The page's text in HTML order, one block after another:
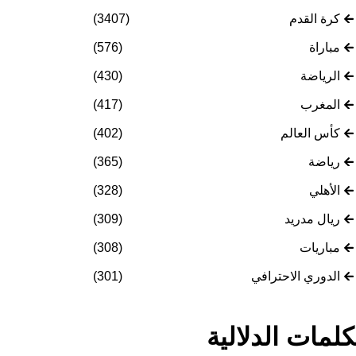
كرة القدم (3407)
مباراة (576)
الرياضة (430)
المغرب (417)
كأس العالم (402)
رياضة (365)
الأهلي (328)
ريال مدريد (309)
مباريات (308)
الدوري الاحترافي (301)
الدلالية